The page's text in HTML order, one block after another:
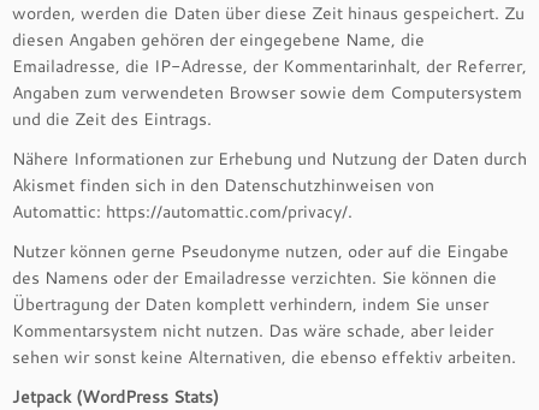
worden, werden die Daten über diese Zeit hinaus gespeichert. Zu
diesen Angaben gehören der eingegebene Name, die
Emailadresse, die IP-Adresse, der Kommentarinhalt, der Referrer,
Angaben zum verwendeten Browser sowie dem Computersystem
und die Zeit des Eintrags.
Nähere Informationen zur Erhebung und Nutzung der Daten durch
Akismet finden sich in den Datenschutzhinweisen von
Automattic: https://automattic.com/privacy/.
Nutzer können gerne Pseudonyme nutzen, oder auf die Eingabe
des Namens oder der Emailadresse verzichten. Sie können die
Übertragung der Daten komplett verhindern, indem Sie unser
Kommentarsystem nicht nutzen. Das wäre schade, aber leider
sehen wir sonst keine Alternativen, die ebenso effektiv arbeiten.
Jetpack (WordPress Stats)